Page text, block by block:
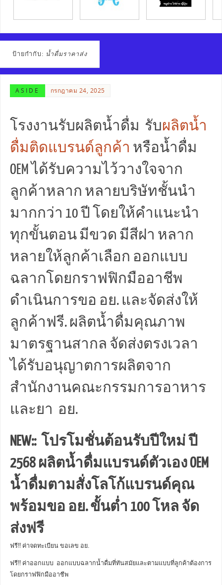
ป้ายกำกับ: น้ำดื่มราคาส่ง
ASIDE กรกฎาคม 24, 2025
โรงงานรับผลิตน้ำดื่ม รับผลิตน้ำ
ดื่มติดแบรนด์ลูกค้า หรือน้ำดื่ม
OEM ได้รับความไว้วางใจจาก
ลูกค้าหลาก หลายบริษัทชั้นนำ
มากกว่า 10 ปี โดยให้คำแนะนำ
ทุกขั้นตอน มีขวด มีสีฝา หลาก
หลายให้ลูกค้าเลือก ออกแบบ
ฉลากโดยกราฟฟิกมืออาชีพ
ดำเนินการขอ อย. และจัดส่งให้
ลูกค้าฟรี. ผลิตน้ำดื่มคุณภาพ
มาตรฐานสากล จัดส่งตรงเวลา
ได้รับอนุญาตการผลิตจาก
สำนักงานคณะกรรมการอาหาร
และยา อย.
NEW:: โปรโมชั่นต้อนรับปีใหม่ ปี
2568 ผลิตน้ำดื่มแบรนด์ตัวเอง OEM
น้ำดื่มตามสั่งโลโก้แบรนด์คุณ
พร้อมขอ อย. ขั้นต่ำ 100 โหล จัด
ส่งฟรี
ฟรี!! ค่าจดทะเบียน ขอเลข อย.
ฟรี!! ค่าออกแบบ ออกแบบฉลากน้ำดื่มที่ทันสมัยและตามแบบที่ลูกค้าต้องการ
โดยกราฟฟิกมืออาชีพ